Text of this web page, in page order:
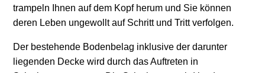
trampeln Ihnen auf dem Kopf herum und Sie können
deren Leben ungewollt auf Schritt und Tritt verfolgen.
Der bestehende Bodenbelag inklusive der darunter
liegenden Decke wird durch das Auftreten in